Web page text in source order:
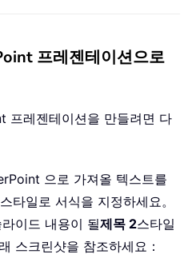
프레젠테이션으로
프레젠테이션을 만들려면 다
으로 가져올 텍스트를
스타일로 서식을 지정하세요。
이드 내용이 될제목 2스타일
스크린샷을 참조하세요：